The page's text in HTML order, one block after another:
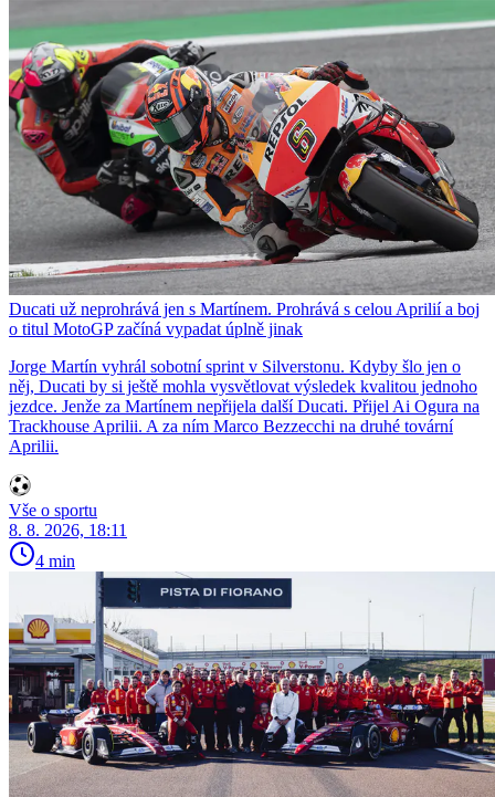
Ducati už neprohrává jen s Martínem. Prohrává s celou Aprilií a boj
o titul MotoGP začíná vypadat úplně jinak
Jorge Martín vyhrál sobotní sprint v Silverstonu. Kdyby šlo jen o
něj, Ducati by si ještě mohla vysvětlovat výsledek kvalitou jednoho
jezdce. Jenže za Martínem nepřijela další Ducati. Přijel Ai Ogura na
Trackhouse Aprilii. A za ním Marco Bezzecchi na druhé tovární
Aprilii.
Vše o sportu
8. 8. 2026, 18:11
4 min